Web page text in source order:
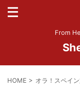
From
HOME > オラ！スペイ